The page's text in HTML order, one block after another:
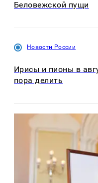
Беловежской пущи
Новости России
Ирисы и пионы в
пора делить